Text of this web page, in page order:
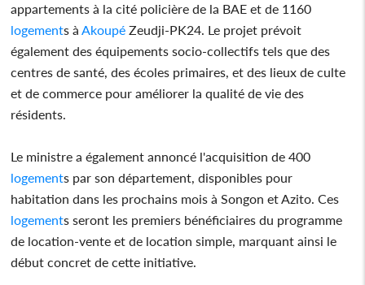
appartements à la cité policière de la BAE et de 1160
logements àAkoupé Zeudji-PK24. Le projet prévoit
également des équipements socio-collectifs tels que des
centres de santé, des écoles primaires, et des lieux de culte
et de commerce pour améliorer la qualité de vie des
résidents.
Le ministre a également annoncé l'acquisition de 400
logements par son département, disponibles pour
habitation dans les prochains mois à Songon et Azito. Ces
logements seront les premiers bénéficiaires du programme
de location-vente et de location simple, marquant ainsi le
début concret de cette initiative.